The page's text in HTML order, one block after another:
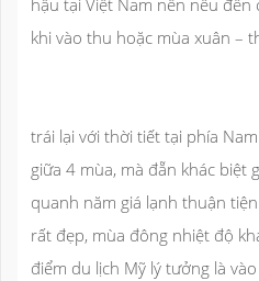
hậu tại Việt Nam nên nếu
khi vào thu hoặc mùa xuân –
trái lại với thời tiết tại phía
giữa 4 mùa, mà đẵn khác biệt
quanh năm giá lạnh thuận
rất đẹp, mùa đông nhiệt độ
điểm du lịch Mỹ lý tưởng là